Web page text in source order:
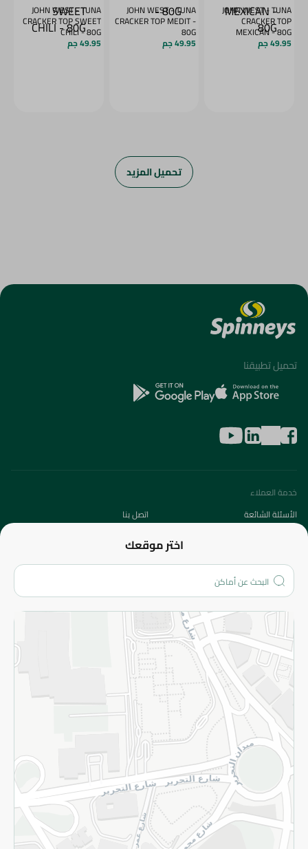
JOHN WEST - TUNA
CRACKER TOP
MEXICAN - 80G
49.95 جم
JOHN WEST - TUNA
CRACKER TOP MEDIT -
80G
49.95 جم
JOHN WEST - TUNA
CRACKER TOP SWEET
CHILI - 80G
49.95 جم
تحميل المزيد
اختر موقعك
تحميل تطبيقنا
خدمة العملاء
الأسئلة الشائعة
اتصل بنا
من نحن؟
الفروع
المزيد
الاسترجاع
سياسة الاستخدام
سياسة الخصوصية
قم بالتسجيل للنشرة
©2026 - Spinneys | جميع الحقوق محفوظة